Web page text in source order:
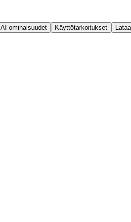
AI-ominaisuudet Käyttötarkoitukset Lataa